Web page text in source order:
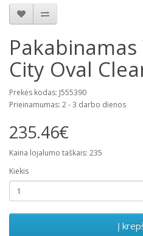
Pakabinamas
City Oval
Prekės kodas: J555390
Prieinamumas: 2 - 3 darbo dienos
235.46€
Kaina lojalumo taškais: 235
Kiekis
Į